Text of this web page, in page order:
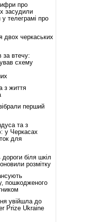
про
засудили
у телеграмі про
двох черкаських
за втечу:
схему
з життя
перший
та з
у Черкасах
для
біля шкіл
розмітку
пошкодженого
увійшла до
Prize Ukraine